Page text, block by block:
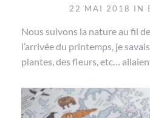
22 MAI 2018 IN
Nous suivons la nature au fil
l’arrivée du printemps, je
plantes, des fleurs, etc…